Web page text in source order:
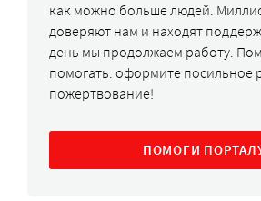
как можно больше людей.
доверяют нам и находят
день мы продолжаем работу.
помогать: оформите посильное
пожертвование!
ПОМОГИ